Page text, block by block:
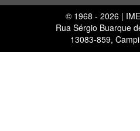
© 1968 - 2026 |
Rua Sérgio Buarque
13083-859,